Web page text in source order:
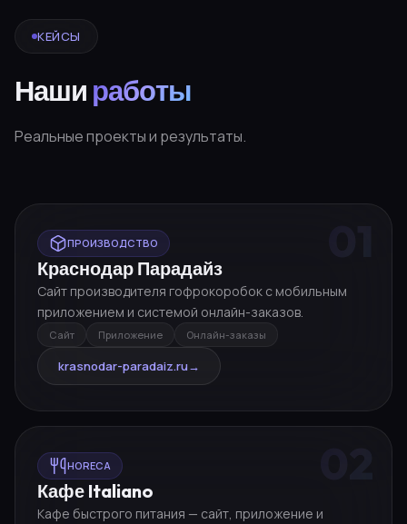
КЕЙСЫ
Наши работы
Реальные проекты и результаты.
ПРОИЗВОДСТВО
Краснодар Парадайз
Сайт производителя гофрокоробок с мобильным
приложением и системой онлайн-заказов.
Сайт Приложение Онлайн-заказы
krasnodar-paradaiz.ru→
HORECA
Кафе Italiano
Кафе быстрого питания — сайт, приложение и